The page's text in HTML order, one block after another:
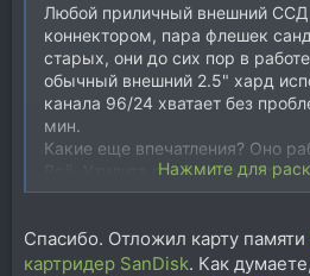
Любой приличный внешний
коннектором, пара флешек
старых, они до сих пор в
обычный внешний 2.5" хард
канала 96/24 хватает без
мин.
Какие еще впечатления? Оно
Всё. Утилита разбивки на
работает.
Больше от этой
Нажмите для
Cпасибо. Отложил карту памяти
картридер SanDisk. Как